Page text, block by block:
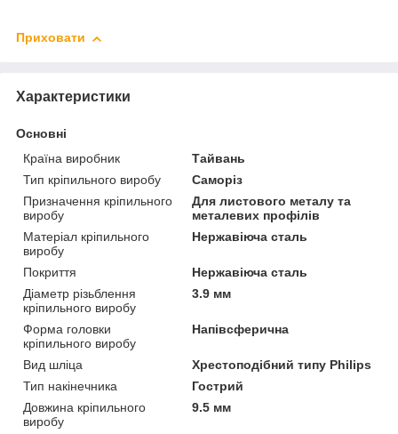
Приховати
Характеристики
Основні
Країна виробник
Тайвань
Тип кріпильного виробу
Саморіз
Призначення кріпильного
виробу
Для листового металу та
металевих профілів
Матеріал кріпильного
виробу
Нержавіюча сталь
Покриття
Нержавіюча сталь
Діаметр різьблення
кріпильного виробу
3.9 мм
Форма головки
кріпильного виробу
Напівсферична
Вид шліца
Хрестоподібний типу Philips
Тип накінечника
Гострий
Довжина кріпильного
виробу
9.5 мм